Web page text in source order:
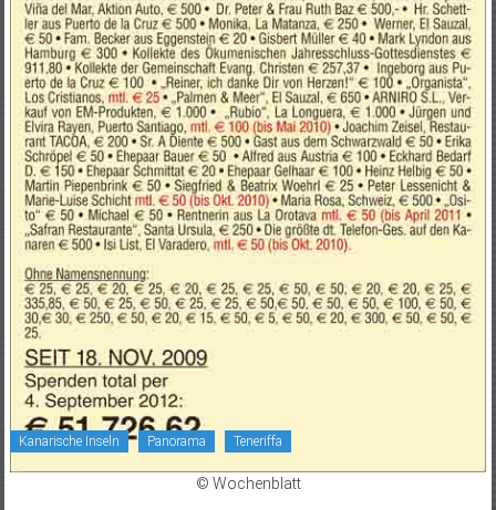
Kanarische Inseln Panorama Teneriffa
© Wochenblatt